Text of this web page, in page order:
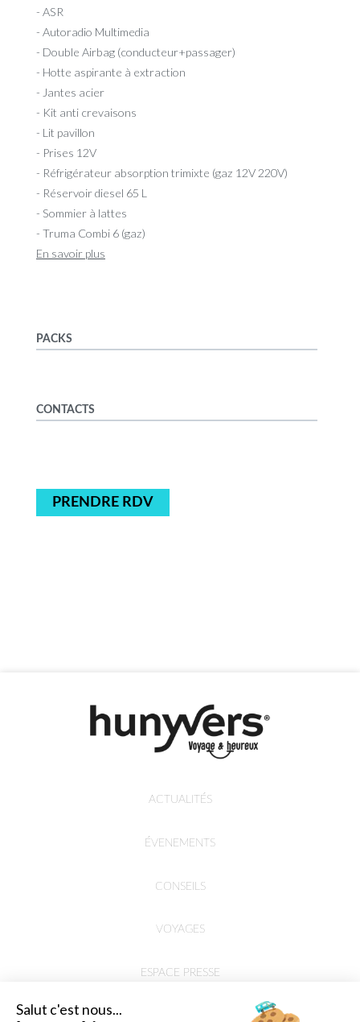
- ASR
- Autoradio Multimedia
- Double Airbag (conducteur+passager)
- Hotte aspirante à extraction
- Jantes acier
- Kit anti crevaisons
- Lit pavillon
- Prises 12V
- Réfrigérateur absorption trimixte (gaz 12V 220V)
- Réservoir diesel 65 L
- Sommier à lattes
- Truma Combi 6 (gaz)
En savoir plus
PACKS
CONTACTS
PRENDRE RDV
ACTUALITÉS
ÉVENEMENTS
CONSEILS
VOYAGES
ESPACE PRESSE
Salut c'est nous...